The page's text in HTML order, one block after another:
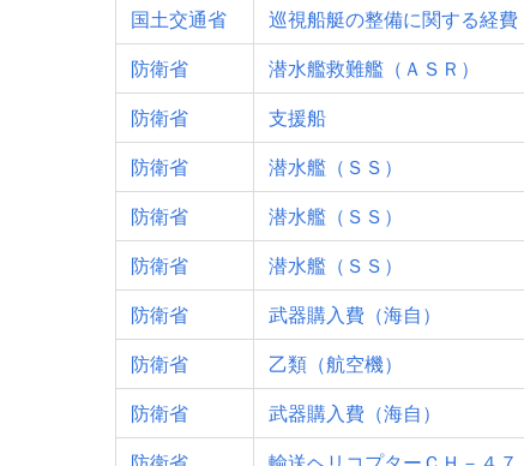
国土交通省 巡視船艇の整備に関する経費
防衛省 潜水艦救難艦（ＡＳＲ）
防衛省 支援船
防衛省 潜水艦（ＳＳ）
防衛省 潜水艦（ＳＳ）
防衛省 潜水艦（ＳＳ）
防衛省 武器購入費（海自）
防衛省 乙類（航空機）
防衛省 武器購入費（海自）